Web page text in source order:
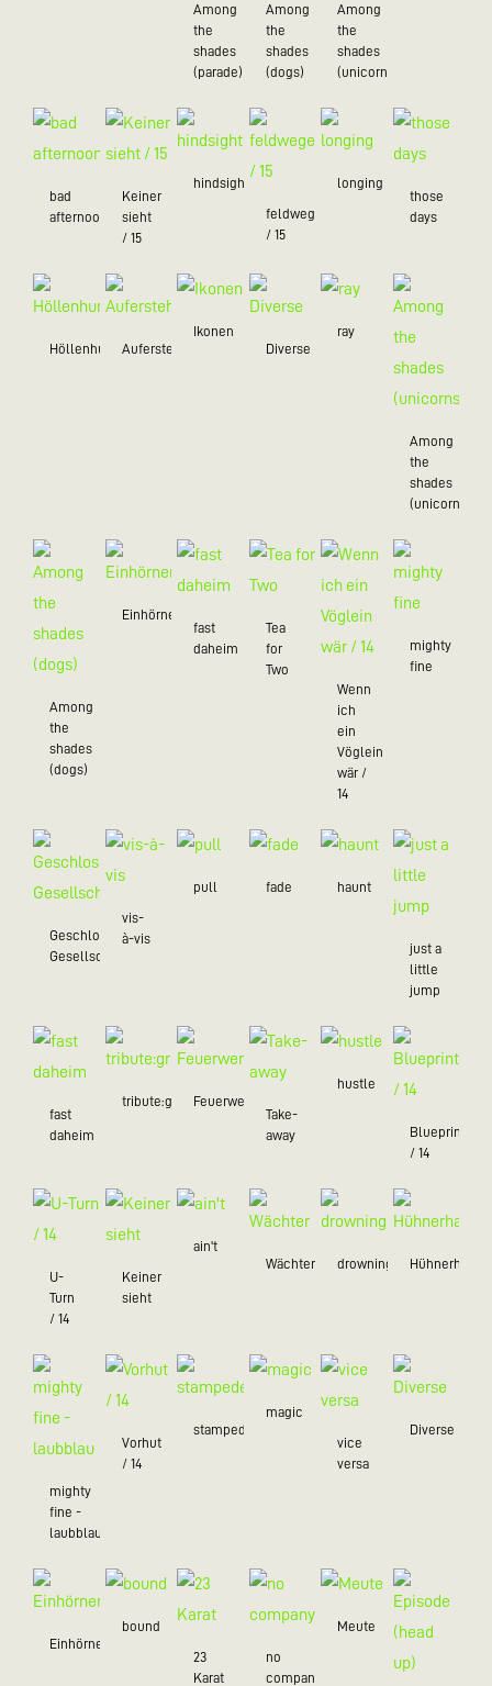
Among
the
shades
(parade)
Among
the
shades
(dogs)
Among
the
shades
(unicorns)
bad
afternoon
Keiner
sieht
/ 15
hindsight
feldwegein
/ 15
longing
those
days
Höllenhund Auferstehung
Ikonen
Diverse
ray
Among
the
shades
(unicorns)
Among
the
shades
(dogs)
Einhörner
fast
daheim
Tea
for
Two
Wenn
ich
ein
Vöglein
wär /
14
mighty
fine
Geschlossene
Gesellschaft
vis-
à-vis
pull fade haunt
just a
little
jump
fast
daheim
tribute:greenFeuerwerk
Take-
away
hustle
Blueprint
/ 14
U-
Turn
/ 14
Keiner
sieht
ain't
Wächter
drowning
mighty
fine -
laubblau
Vorhut
/ 14
stampede
magic
vice
versa
Diverse
Einhörner
bound
23
Karat
no
company
Meute